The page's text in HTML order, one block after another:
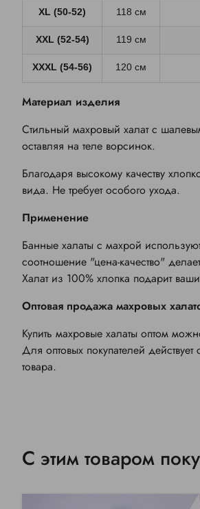
XL (50-52) 118 см
XXL (52-54) 119 см
XХXL (54-56) 120 см
Материал изделия
Стильный махровый халат с
оставляя на теле ворсинок.
Благодаря высокому качеству
вида. Не требует особого ухода.
Применение
Банные халаты с махрой
соотношение "цена-качество"
Халат из 100% хлопка подарит
Оптовая продажа махровых
Купить махровые халаты оптом
Для оптовых покупателей
товара.
С этим товаром